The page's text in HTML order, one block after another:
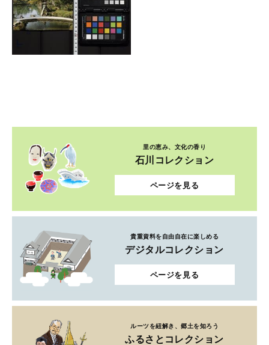
里の恵み、文化の香り
石川コレクション
ページを見る
貴重資料を自由自在に楽しめる
デジタルコレクション
ページを見る
ルーツを紐解き、郷土を知ろう
ふるさとコレクション